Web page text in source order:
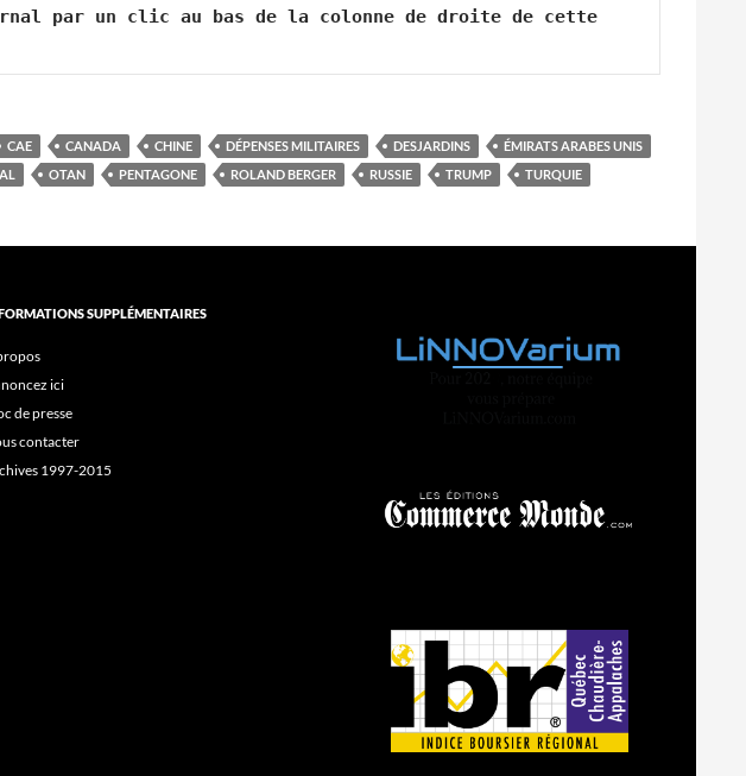
par un clic au bas de la colonne de droite de cette
CAE CANADA CHINE DÉPENSES MILITAIRES DESJARDINS
ÉMIRATS ARABES UNIS
OTAN PENTAGONE ROLAND BERGER RUSSIE TRUMP TURQUIE
SUPPLÉMENTAIRES
ici
de presse
contacter
1997-2015